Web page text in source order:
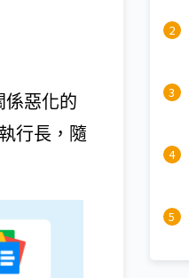
係惡化的
行長，隨